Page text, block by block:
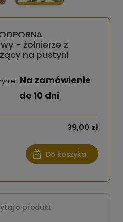
- żołnierze z
na pustyni
Na zamówienie
do 10 dni
39,00 zł
Do koszyka
o produkt